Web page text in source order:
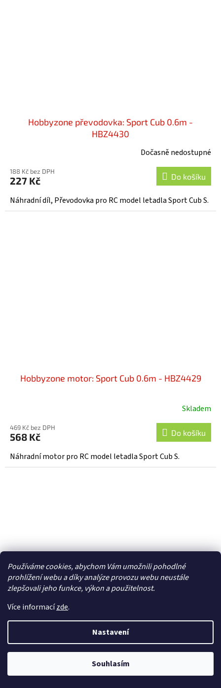
Používáme cookies, abychom Vám umožnili pohodlné
prohlížení webu a díky analýze provozu webu neustále
zlepšovali jeho funkce, výkon a použitelnost.
Více informacízde.
Nastavení
Souhlasím
Hobbyzone převodovka: Sport Cub 0.6m -
HBZ4430
Dočasně nedostupné
188 Kč bez DPH
227 Kč Do košíku
Náhradní díl, Převodovka pro RC model letadla Sport Cub S.
Hobbyzone motor: Sport Cub 0.6m - HBZ4429
Skladem
469 Kč bez DPH
568 Kč Do košíku
Náhradní motor pro RC model letadla Sport Cub S.
Hobbyzone táhlo s pákami: Sport Cub 0.6m -
HBZ4421